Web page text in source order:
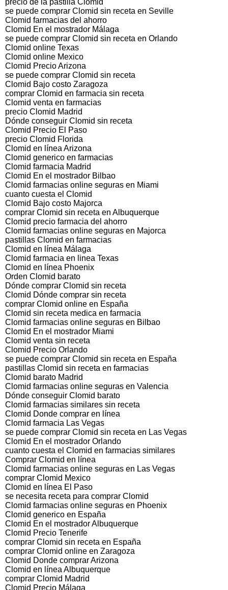
precio de la pastilla Clomid
se puede comprar Clomid sin receta en Seville
Clomid farmacias del ahorro
Clomid En el mostrador Málaga
se puede comprar Clomid sin receta en Orlando
Clomid online Texas
Clomid online Mexico
Clomid Precio Arizona
se puede comprar Clomid sin receta
Clomid Bajo costo Zaragoza
comprar Clomid en farmacia sin receta
Clomid venta en farmacias
precio Clomid Madrid
Dónde conseguir Clomid sin receta
Clomid Precio El Paso
precio Clomid Florida
Clomid en línea Arizona
Clomid generico en farmacias
Clomid farmacia Madrid
Clomid En el mostrador Bilbao
Clomid farmacias online seguras en Miami
cuanto cuesta el Clomid
Clomid Bajo costo Majorca
comprar Clomid sin receta en Albuquerque
Clomid precio farmacia del ahorro
Clomid farmacias online seguras en Majorca
pastillas Clomid en farmacias
Clomid en línea Málaga
Clomid farmacia en linea Texas
Clomid en línea Phoenix
Orden Clomid barato
Dónde comprar Clomid sin receta
Clomid Dónde comprar sin receta
comprar Clomid online en España
Clomid sin receta medica en farmacia
Clomid farmacias online seguras en Bilbao
Clomid En el mostrador Miami
Clomid venta sin receta
Clomid Precio Orlando
se puede comprar Clomid sin receta en España
pastillas Clomid sin receta en farmacias
Clomid barato Madrid
Clomid farmacias online seguras en Valencia
Dónde conseguir Clomid barato
Clomid farmacias similares sin receta
Clomid Donde comprar en línea
Clomid farmacia Las Vegas
se puede comprar Clomid sin receta en Las Vegas
Clomid En el mostrador Orlando
cuanto cuesta el Clomid en farmacias similares
Comprar Clomid en línea
Clomid farmacias online seguras en Las Vegas
comprar Clomid Mexico
Clomid en línea El Paso
se necesita receta para comprar Clomid
Clomid farmacias online seguras en Phoenix
Clomid generico en España
Clomid En el mostrador Albuquerque
Clomid Precio Tenerife
comprar Clomid sin receta en España
comprar Clomid online en Zaragoza
Clomid Donde comprar Arizona
Clomid en línea Albuquerque
comprar Clomid Madrid
Clomid Precio Málaga